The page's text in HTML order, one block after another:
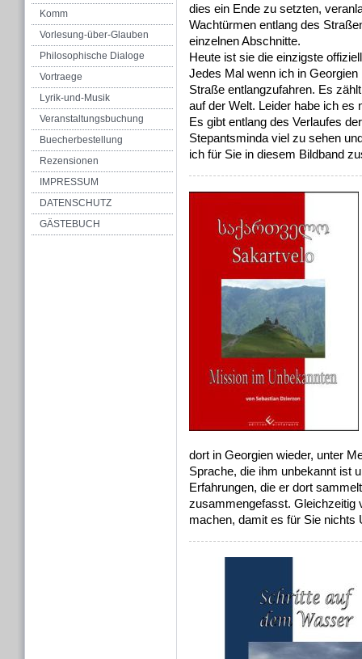
Komm
Vorlesung-über-Glauben
Philosophische Dialoge
Vortraege
Lyrik-und-Musik
Veranstaltungsbuchung
Buecherbestellung
Rezensionen
IMPRESSUM
DATENSCHUTZ
GÄSTEBUCH
dies ein Ende zu setzten,
Wachtürmen entlang des
einzelnen Abschnitte.
Heute ist sie die einzigste
Jedes Mal wenn ich in
Straße entlangzufahren. Es
auf der Welt. Leider habe ich es
Es gibt entlang des Verlaufes
Stepantsminda viel zu sehen
ich für Sie in diesem Bildband
dort in Georgien wieder, unter
Sprache, die ihm unbekannt ist
Erfahrungen, die er dort
zusammengefasst. Gleichzeitig
machen, damit es für Sie nichts